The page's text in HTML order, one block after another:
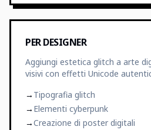
PER DESIGNER
Aggiungi estetica glitch a arte
visivi con effetti Unicode
→ Tipografia glitch
→ Elementi cyberpunk
→Creazione di poster digitali